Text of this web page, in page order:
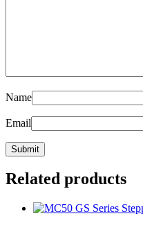
Name
Email
Related products